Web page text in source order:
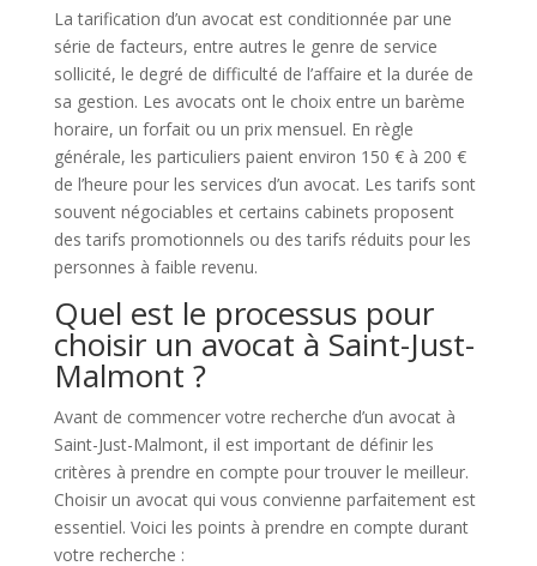
La tarification d’un avocat est conditionnée par une
série de facteurs, entre autres le genre de service
sollicité, le degré de difficulté de l’affaire et la durée de
sa gestion. Les avocats ont le choix entre un barème
horaire, un forfait ou un prix mensuel. En règle
générale, les particuliers paient environ 150 € à 200 €
de l’heure pour les services d’un avocat. Les tarifs sont
souvent négociables et certains cabinets proposent
des tarifs promotionnels ou des tarifs réduits pour les
personnes à faible revenu.
Quel est le processus pour
choisir un avocat à Saint-Just-
Malmont ?
Avant de commencer votre recherche d’un avocat à
Saint-Just-Malmont, il est important de définir les
critères à prendre en compte pour trouver le meilleur.
Choisir un avocat qui vous convienne parfaitement est
essentiel. Voici les points à prendre en compte durant
votre recherche :